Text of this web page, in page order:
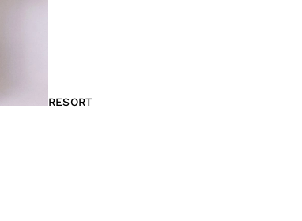
RESORT